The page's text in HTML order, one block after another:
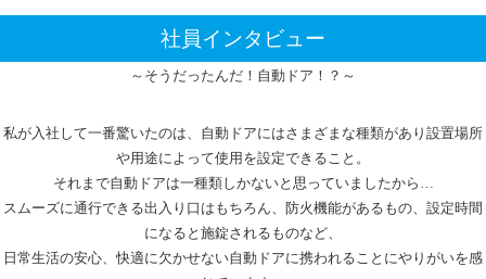
社員インタビュー
～そうだったんだ！自動ドア！？～
私が入社して一番驚いたのは、自動ドアにはさまざまな種類があり設置場所
や用途によって使用を設定できること。
それまで自動ドアは一種類しかないと思っていましたから…
スムーズに通行できる出入り口はもちろん、防火機能があるもの、設定時間
になると施錠されるものなど、
日常生活の安心、快適に欠かせない自動ドアに携われることにやりがいを感